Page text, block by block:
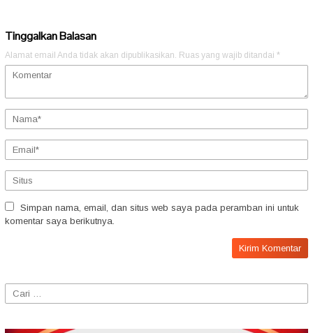
Tinggalkan Balasan
Alamat email Anda tidak akan dipublikasikan. Ruas yang wajib ditandai *
Simpan nama, email, dan situs web saya pada peramban ini untuk
komentar saya berikutnya.
Cari
untuk: